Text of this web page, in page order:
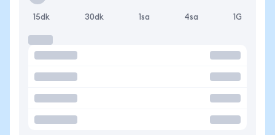
15dk 30dk 1sa 4sa 1G